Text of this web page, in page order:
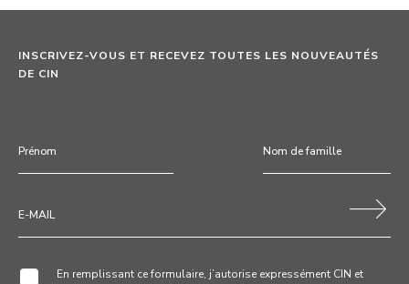
INSCRIVEZ-VOUS ET RECEVEZ TOUTES LES NOUVEAUTÉS
DE CIN
En remplissant ce formulaire, j’autorise expressément CIN et